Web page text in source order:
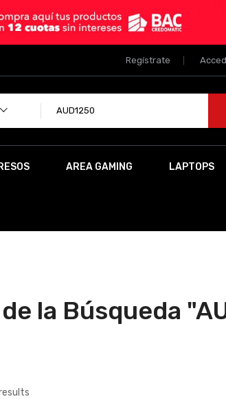
Regístrate
AREA GAMING LAPTOPS
la Búsqueda